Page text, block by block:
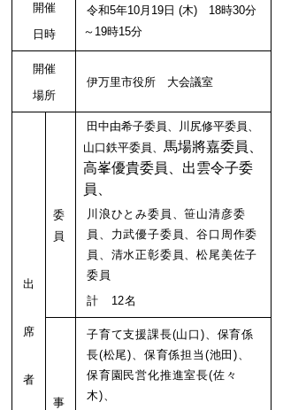
開催
日時
令和5年10月19日 (木) 18時30分
～19時15分
開催
場所
伊万里市役所 大会議室
出
席
者
委
員
田中由希子委員、川尻修平委員、
山口鉄平委員、 馬場將嘉委員、
高峯優貴委員、出雲令子委
員、
川浪ひとみ委員、笹山清彦委
員、力武優子委員、谷口周作委
員、清水正彰委員、松尾美佐子
委員
計 12名
事
子育て支援課長(山口)、保育係
長(松尾)、保育係担当(池田)、
保育園民営化推進室長(佐々
木)、